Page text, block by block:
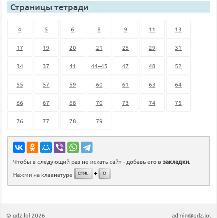
Страницы тетради
4 5 6 8 9 11 13
17 19 20 21 25 29 31
34 37 41 44–45 47 48 52
55 57 59 60 61 63 64
66 67 68 70 73 74 75
76 77 78 79
Чтобы в следующий раз не искать сайт - добавь его в закладки.
Нажми на клавиатуре